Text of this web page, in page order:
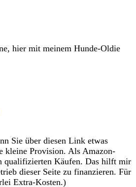
hier mit meinem Hunde-Oldie
Sie über diesen Link etwas
kleine Provision. Als Amazon-
qualifizierten Käufen. Das hilft mir
dieser Seite zu finanzieren. Für
Extra-Kosten.)